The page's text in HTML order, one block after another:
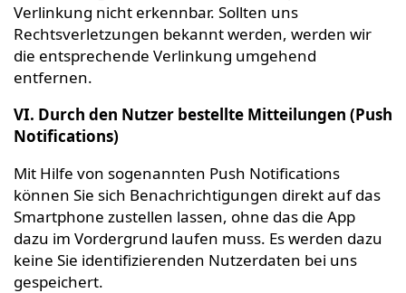
Verlinkung nicht erkennbar. Sollten uns
Rechtsverletzungen bekannt werden, werden wir
die entsprechende Verlinkung umgehend
entfernen.
VI. Durch den Nutzer bestellte Mitteilungen (Push
Notifications)
Mit Hilfe von sogenannten Push Notifications
können Sie sich Benachrichtigungen direkt auf das
Smartphone zustellen lassen, ohne das die App
dazu im Vordergrund laufen muss. Es werden dazu
keine Sie identifizierenden Nutzerdaten bei uns
gespeichert.